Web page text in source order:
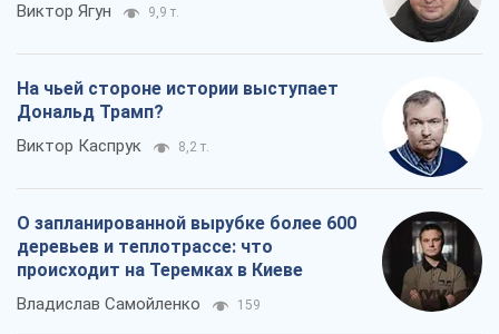
Виктор Ягун 9,9 т.
На чьей стороне истории выступает
Дональд Трамп?
Виктор Каспрук 8,2 т.
О запланированной вырубке более 600
деревьев и теплотрассе: что
происходит на Теремках в Киеве
Владислав Самойленко 159